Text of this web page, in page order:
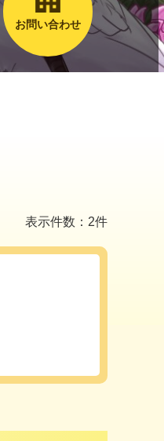
お問い合わせ
表示件数：2件